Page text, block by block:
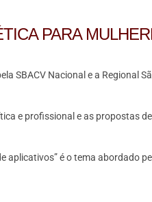
PARA
SBACV Nacional e a Regional
e profissional e as propostas
aplicativos” é o tema abordado